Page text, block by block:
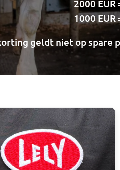
2000
1000
geldt niet op spare